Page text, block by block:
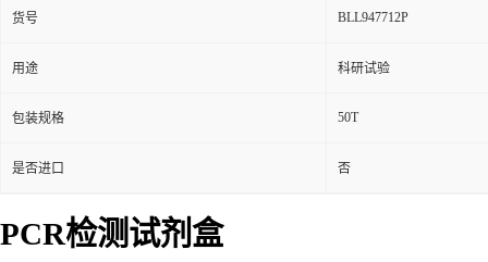
货号 BLL947712P
用途 科研试验
包装规格 50T
是否进口 否
PCR检测试剂盒